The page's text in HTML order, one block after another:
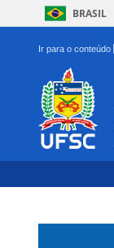
BRASIL
Ir para o conteúdo